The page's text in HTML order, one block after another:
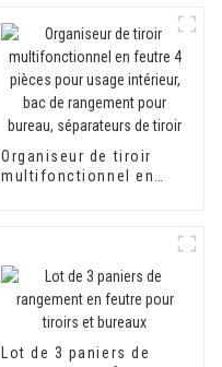
Organiseur de tiroir
multifonctionnel en
rangement pour bureau,
Lot de 3 paniers de